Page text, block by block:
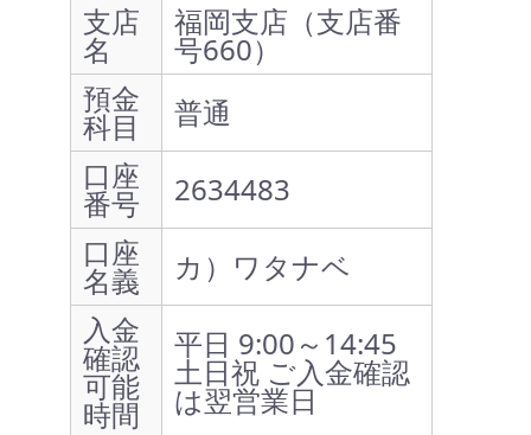
支店
名
福岡支店（支店番
号660）
預金
科目
普通
口座
番号
2634483
口座
名義
カ）ワタナベ
入金
確認
可能
時間
平日 9:00～14:45
土日祝 ご入金確認
は翌営業日